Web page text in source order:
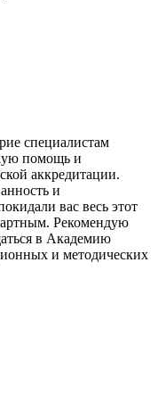
специалистам
помощь и
аккредитации.
и
вас весь этот
Рекомендую
в Академию
и методических